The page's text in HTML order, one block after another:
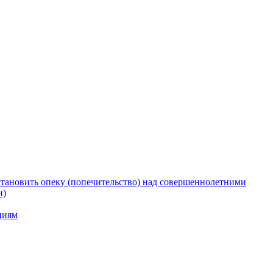
опеку (попечительство) над совершеннолетними